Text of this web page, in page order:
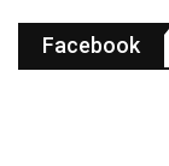
Facebook